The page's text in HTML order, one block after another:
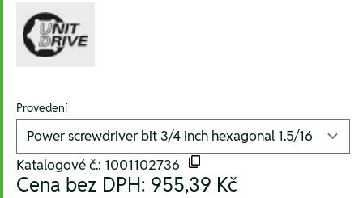
Provedení
Katalogové č.: 1001102736
Cena bez DPH: 955,39 Kč